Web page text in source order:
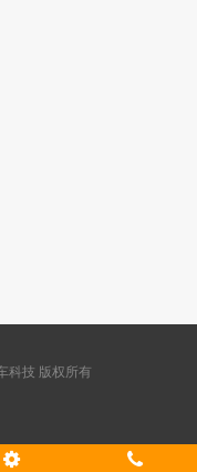
科技 版权所有